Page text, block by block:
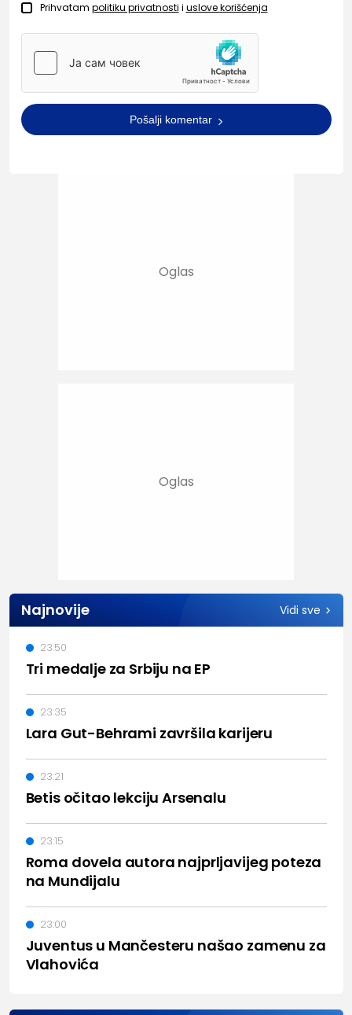
Prihvatam politiku privatnosti i uslove korišćenja
Pošalji komentar
Najnovije Vidi sve
Tri medalje za Srbiju na EP
23:50
Lara Gut-Behrami završila karijeru
23:35
Betis očitao lekciju Arsenalu
23:21
Roma dovela autora najprljavijeg poteza
na Mundijalu
23:15
Juventus u Mančesteru našao zamenu za
Vlahovića
23:00